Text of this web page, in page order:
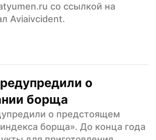
со ссылкой на
Aviaivcident.
о
борща
о предстоящем
борща». До конца года